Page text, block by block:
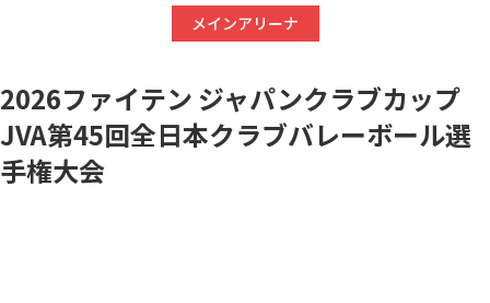
メインアリーナ
2026ファイテン ジャパンクラブカップ
JVA第45回全日本クラブバレーボール選
手権大会